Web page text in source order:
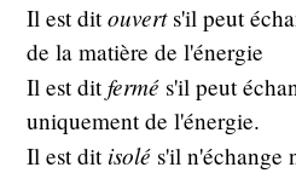
Il est ditouverts'il peut
de la matière de l'énergie
Il est ditfermé s'il peut
uniquement de l'énergie.
Il est dit isolé s'il n'échange